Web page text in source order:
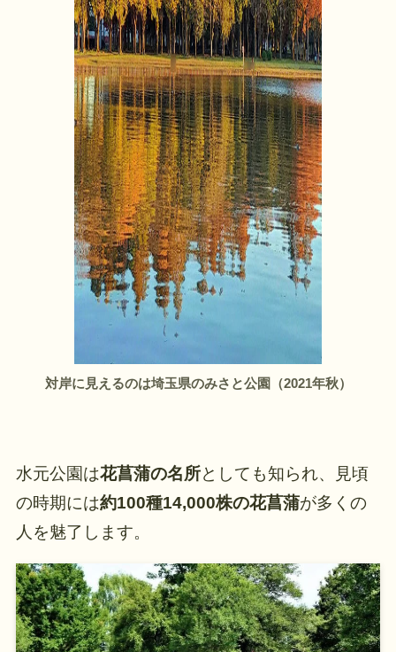
対岸に見えるのは埼玉県のみさと公園（2021年秋）
水元公園は花菖蒲の名所としても知られ、見頃
の時期には約100種14,000株の花菖蒲が多くの
人を魅了します。